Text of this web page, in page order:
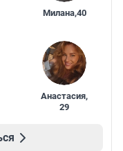
Милана,40
Анастасия,
29